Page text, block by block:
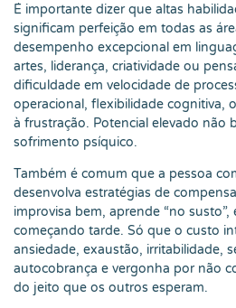
É importante dizer que altas
significam perfeição em todas as
desempenho excepcional em
artes, liderança, criatividade ou
dificuldade em velocidade de
operacional, flexibilidade cognitiva,
à frustração. Potencial elevado não
sofrimento psíquico.
Também é comum que a pessoa
desenvolva estratégias de
improvisa bem, aprende “no
começando tarde. Só que o custo
ansiedade, exaustão, irritabilidade,
autocobrança e vergonha por não
do jeito que os outros esperam.